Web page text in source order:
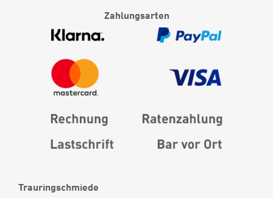
Trauringschmiede
Zahlungsarten